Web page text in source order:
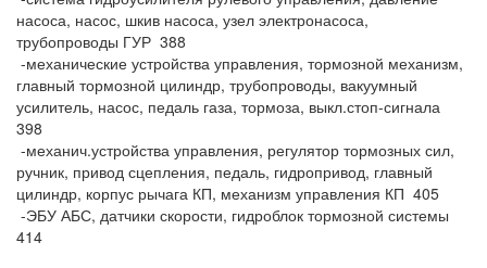
насоса, насос, шкив насоса, узел электронасоса,
трубопроводы ГУР 388
-механические устройства управления, тормозной механизм,
главный тормозной цилиндр, трубопроводы, вакуумный
усилитель, насос, педаль газа, тормоза, выкл.стоп-сигнала
398
-механич.устройства управления, регулятор тормозных сил,
ручник, привод сцепления, педаль, гидропривод, главный
цилиндр, корпус рычага КП, механизм управления КП 405
-ЭБУ АБС, датчики скорости, гидроблок тормозной системы
414